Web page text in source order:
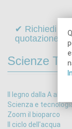
✔ Richiedi
quotazione di
Scienze
Il legno dalla A alla Z
Scienza e
Zoom il bioparco
Il ciclo dell'acqua